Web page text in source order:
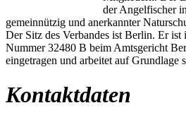
der Angelfischer
gemeinnützig und anerkannter
Der Sitz des Verbandes ist Berlin. Er ist
Nummer 32480 B beim Amtsgericht
eingetragen und arbeitet auf Grundlage
Kontaktdaten